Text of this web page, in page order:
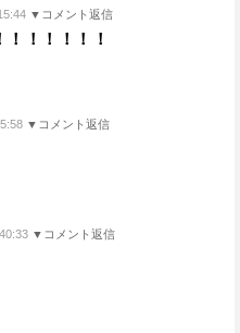
▼コメント返信
！！！！！
▼コメント返信
▼コメント返信